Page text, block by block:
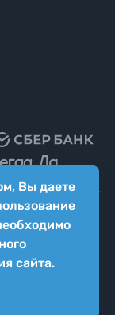
Вы даете
сайта.